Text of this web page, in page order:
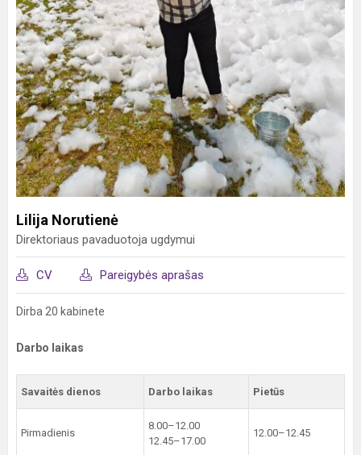
Lilija Norutienė
Direktoriaus pavaduotoja ugdymui
CV Pareigybės aprašas
Dirba 20 kabinete
Darbo laikas
Savaitės dienos Darbo laikas Pietūs
Pirmadienis
8.00–12.00
12.45–17.00
12.00–12.45